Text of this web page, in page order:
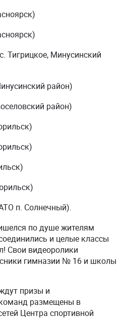
Тигрицкое, Минусинский
район)
район)
п. Солнечный).
по душе жителям
и целые классы
Свои видеоролики
гимназии № 16 и школы
призы и
размещены в
Центра спортивной